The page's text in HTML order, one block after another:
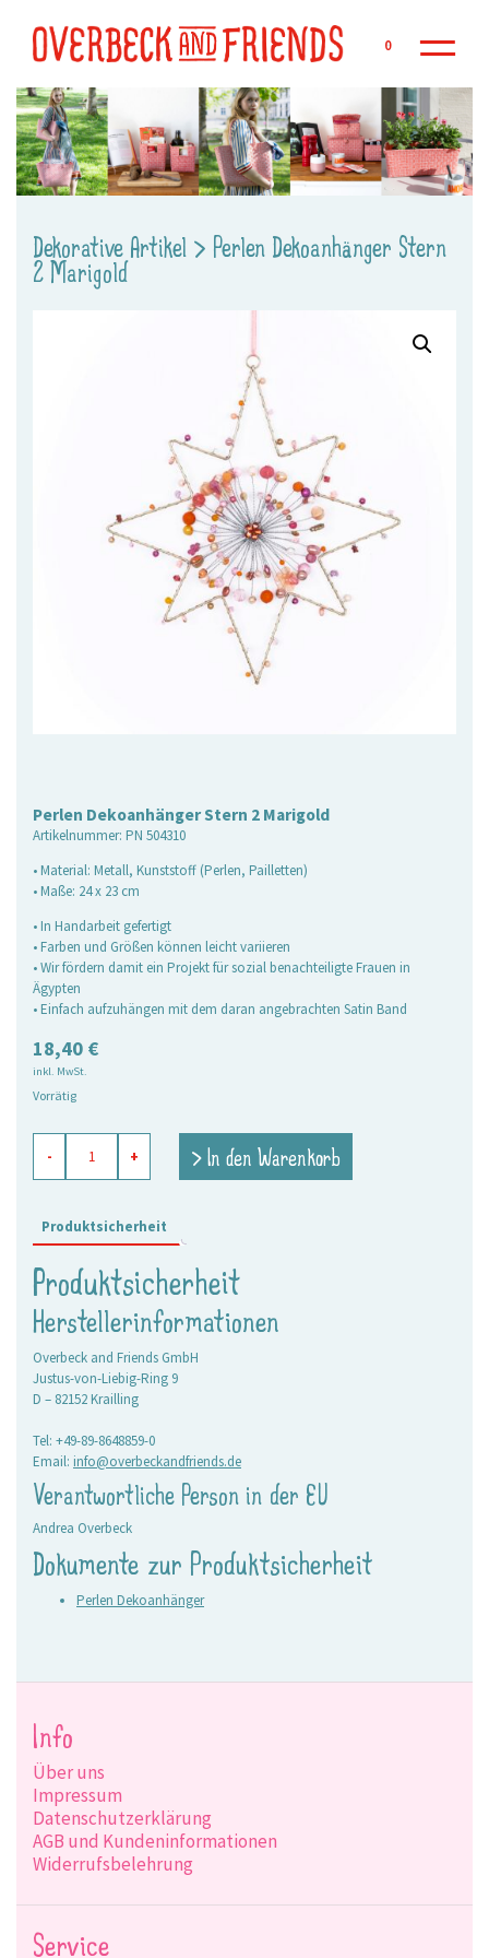
0
Dekorative Artikel > Perlen Dekoanhänger Stern
2 Marigold
Perlen Dekoanhänger Stern 2 Marigold
Artikelnummer: PN 504310
• Material: Metall, Kunststoff (Perlen, Pailletten)
• Maße: 24 x 23 cm
• In Handarbeit gefertigt
• Farben und Größen können leicht variieren
• Wir fördern damit ein Projekt für sozial benachteiligte Frauen in
Ägypten
• Einfach aufzuhängen mit dem daran angebrachten Satin Band
18,40 €
inkl. MwSt.
Vorrätig
Dekoanhänger
Stern
Marigold
Menge
- + > In den Warenkorb
Produktsicherheit
Produktsicherheit
Herstellerinformationen
Overbeck and Friends GmbH
Justus-von-Liebig-Ring 9
D – 82152 Krailling
Tel: +49-89-8648859-0
Email: info@overbeckandfriends.de
Verantwortliche Person in der EU
Andrea Overbeck
Dokumente zur Produktsicherheit
Perlen Dekoanhänger
Info
Über uns
Impressum
Datenschutzerklärung
AGB und Kundeninformationen
Widerrufsbelehrung
Service